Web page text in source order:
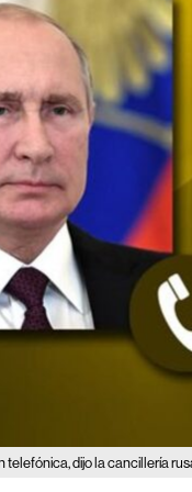
telefónica, dijo la cancillería